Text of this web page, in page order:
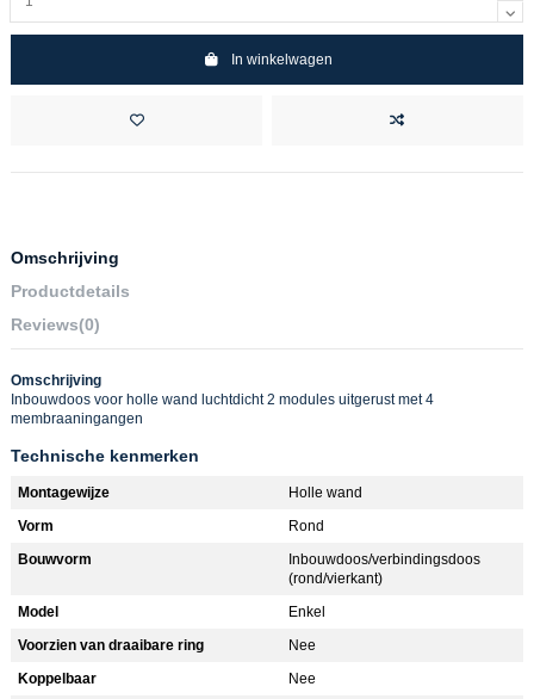
In winkelwagen
Omschrijving
Productdetails
Reviews(0)
Omschrijving
Inbouwdoos voor holle wand luchtdicht 2 modules uitgerust met 4
membraaningangen
Technische kenmerken
Montagewijze
Holle wand
Vorm
Rond
Bouwvorm
Inbouwdoos/verbindingsdoos
(rond/vierkant)
Model
Enkel
Voorzien van draaibare ring
Nee
Koppelbaar
Nee